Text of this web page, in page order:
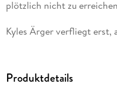
Kyles Ärger verfliegt erst,
haben, sich nichts zu
Produktdetails